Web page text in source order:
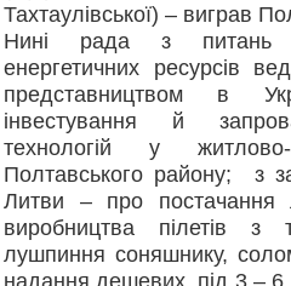
Тахтаулівської) – виграв
Нині рада з питань
енергетичних ресурсів
представництвом в
інвестування й
технологій у житлово-
Полтавського району; з
Литви – про постачання
виробництва пілетів з
лушпиння соняшнику,
надання дешевих, під 3 – 6